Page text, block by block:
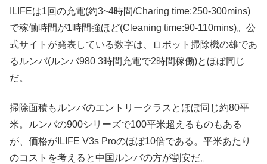
ILIFEは1回の充電(約3~4時間/Charing time:250-300mins)
で稼働時間が1時間強ほど(Cleaning time:90-110mins)。公
式サイトが発表している数字は、ロボット掃除機の雄であ
るルンバ(ルンバ980 3時間充電で2時間稼働)とほぼ同じ
だ。
掃除面積もルンバのエントリークラスとほぼ同じ約80平
米。ルンバの900シリーズで100平米超えるものもある
が、価格がILIFE V3s Proのほぼ10倍である。平米あたり
のコストを考えると中国ルンバの方が割安だ。